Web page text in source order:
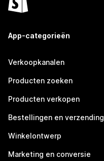
App-categorieën
Verkoopkanalen
Producten zoeken
Producten verkopen
Bestellingen en verzending
Winkelontwerp
Marketing en conversie